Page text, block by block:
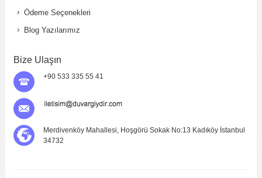
Ödeme Seçenekleri
Blog Yazılarımız
Bize Ulaşın
+90 533 335 55 41
Merdivenköy Mahallesi, Hoşgörü Sokak No:13 Kadıköy İstanbul
34732